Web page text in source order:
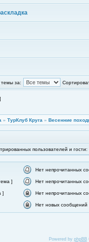
темы за:
» ТурКлуб Круга » Весенние
пользователей и гости:
Нет непрочитанных
] Нет непрочитанных
] Нет непрочитанных
Нет новых сообщений
Powered by phpBB